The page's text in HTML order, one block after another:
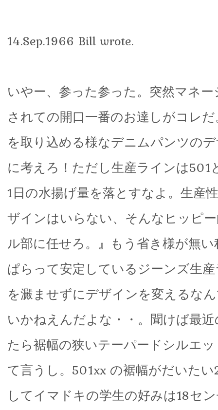
14.Sep.1966 Bill wrote.
いやー、参った参った。突然マネ
されての開口一番のお達しがコレ
を取り込める様なデニムパンツの
に考えろ！ただし生産ラインは501
1日の水揚げ量を落とすなよ。生産
ザインはいらない、そんなヒッピ
ル部に任せろ。』もう省き様が無
ぱらって安定しているジーンズ生
を澱ませずにデザインを変えるな
いかねえんだよな・・。聞けば最
たら裾幅の狭いテーパードシルエ
て言うし。501xx の裾幅がだいた
してイマドキの学生の好みは18セ